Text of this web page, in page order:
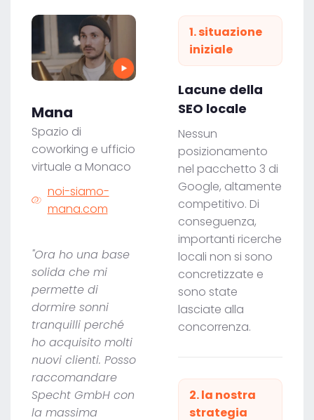
1. situazione
iniziale
Lacune della
SEO locale
Nessun
posizionamento
nel pacchetto 3 di
Google, altamente
competitivo. Di
conseguenza,
importanti ricerche
locali non si sono
concretizzate e
sono state
lasciate alla
concorrenza.
2. la nostra
strategia
Mana
Spazio di
coworking e ufficio
virtuale a Monaco
noi-siamo-
mana.com
"Ora ho una base
solida che mi
permette di
dormire sonni
tranquilli perché
ho acquisito molti
nuovi clienti. Posso
raccomandare
Specht GmbH con
la massima